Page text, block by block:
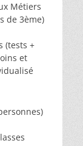
Métiers
de 3ème)
(tests +
et